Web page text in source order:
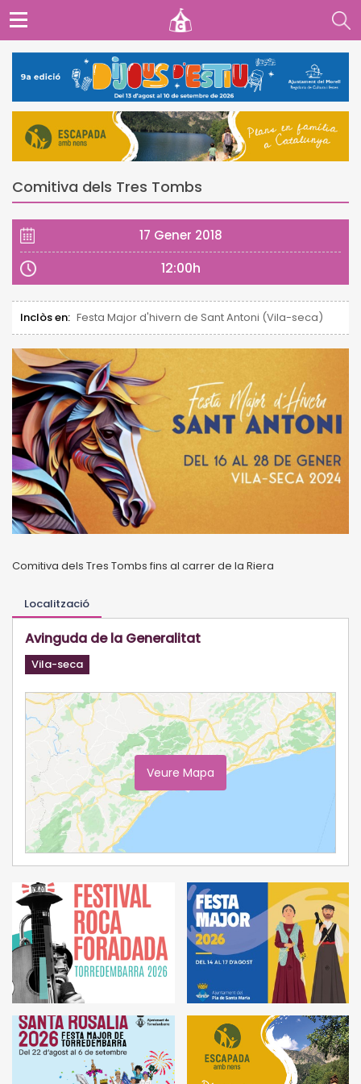
Comitiva dels Tres Tombs
17 Gener 2018
12:00h
Inclòs en: Festa Major d'hivern de Sant Antoni (Vila-seca)
Comitiva dels Tres Tombs fins al carrer de la Riera
Localització
Avinguda de la Generalitat
Vila-seca
Veure Mapa